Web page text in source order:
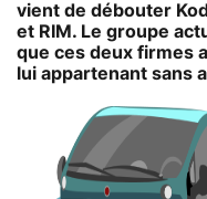
vient de débouter
et RIM. Le groupe
que ces deux firmes
lui appartenant sans